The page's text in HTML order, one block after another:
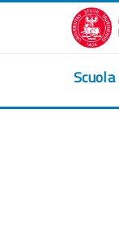
跳到主要内容